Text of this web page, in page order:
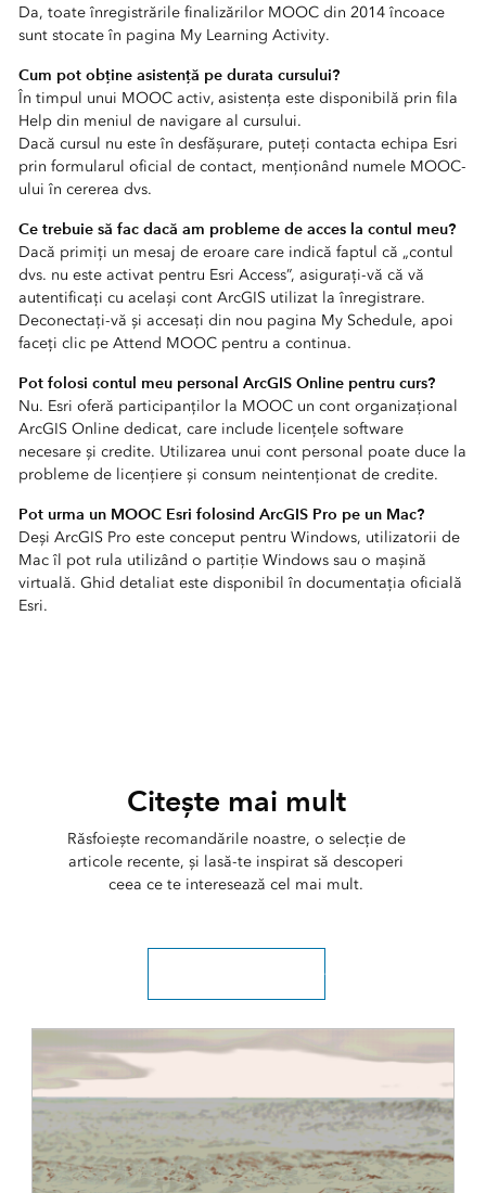
Da, toate înregistrările finalizărilor MOOC din 2014 încoace
sunt stocate în pagina My Learning Activity.
Cum pot obține asistență pe durata cursului?
În timpul unui MOOC activ, asistența este disponibilă prin fila
Help din meniul de navigare al cursului.
Dacă cursul nu este în desfășurare, puteți contacta echipa Esri
prin formularul oficial de contact, menționând numele MOOC-
ului în cererea dvs.
Ce trebuie să fac dacă am probleme de acces la contul meu?
Dacă primiți un mesaj de eroare care indică faptul că „contul
dvs. nu este activat pentru Esri Access”, asigurați-vă că vă
autentificați cu același cont ArcGIS utilizat la înregistrare.
Deconectați-vă și accesați din nou pagina My Schedule, apoi
faceți clic pe Attend MOOC pentru a continua.
Pot folosi contul meu personal ArcGIS Online pentru curs?
Nu. Esri oferă participanților la MOOC un cont organizațional
ArcGIS Online dedicat, care include licențele software
necesare și credite. Utilizarea unui cont personal poate duce la
probleme de licențiere și consum neintenționat de credite.
Pot urma un MOOC Esri folosind ArcGIS Pro pe un Mac?
Deși ArcGIS Pro este conceput pentru Windows, utilizatorii de
Mac îl pot rula utilizând o partiție Windows sau o mașină
virtuală. Ghid detaliat este disponibil în documentația oficială
Esri.
Citește mai mult
Răsfoiește recomandările noastre, o selecție de
articole recente, și lasă-te inspirat să descoperi
ceea ce te interesează cel mai mult.
Explorați toate articolele